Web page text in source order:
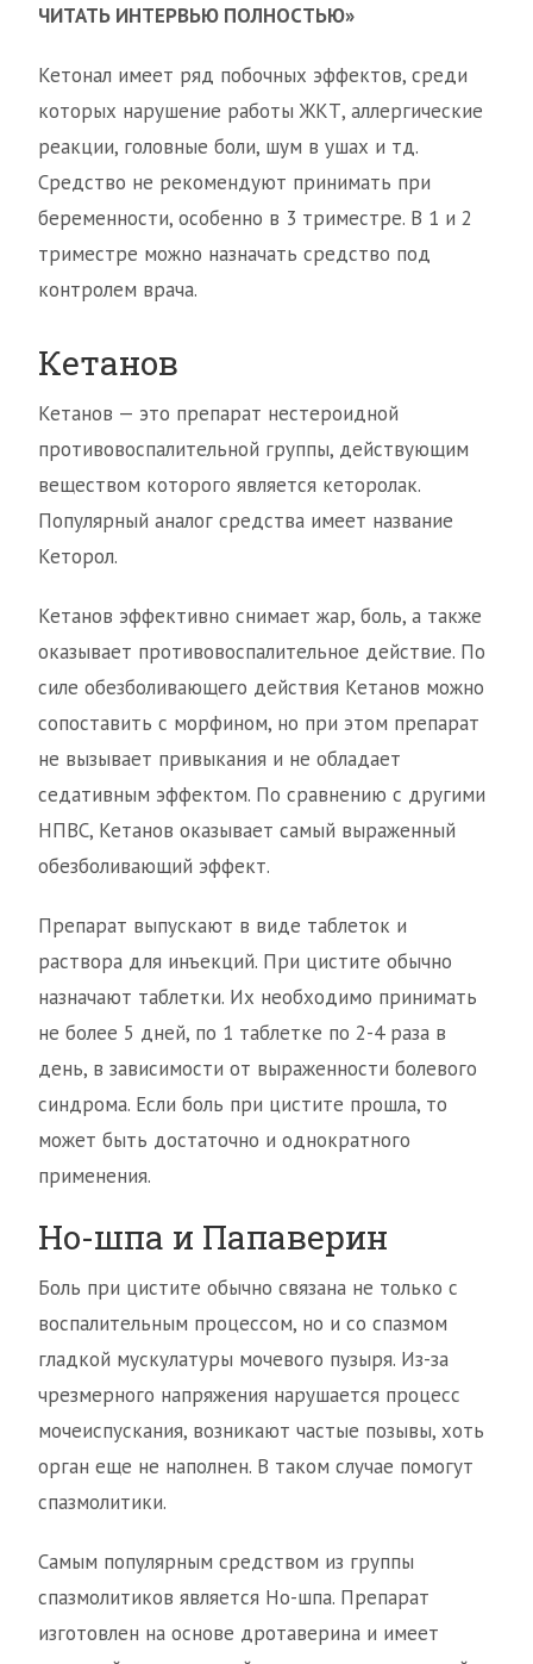
ЧИТАТЬ ИНТЕРВЬЮ ПОЛНОСТЬЮ»
Кетонал имеет ряд побочных эффектов, среди
которых нарушение работы ЖКТ, аллергические
реакции, головные боли, шум в ушах и тд.
Средство не рекомендуют принимать при
беременности, особенно в 3 триместре. В 1 и 2
триместре можно назначать средство под
контролем врача.
Кетанов
Кетанов — это препарат нестероидной
противовоспалительной группы, действующим
веществом которого является кеторолак.
Популярный аналог средства имеет название
Кеторол.
Кетанов эффективно снимает жар, боль, а также
оказывает противовоспалительное действие. По
силе обезболивающего действия Кетанов можно
сопоставить с морфином, но при этом препарат
не вызывает привыкания и не обладает
седативным эффектом. По сравнению с другими
НПВС, Кетанов оказывает самый выраженный
обезболивающий эффект.
Препарат выпускают в виде таблеток и
раствора для инъекций. При цистите обычно
назначают таблетки. Их необходимо принимать
не более 5 дней, по 1 таблетке по 2-4 раза в
день, в зависимости от выраженности болевого
синдрома. Если боль при цистите прошла, то
может быть достаточно и однократного
применения.
Но-шпа и Папаверин
Боль при цистите обычно связана не только с
воспалительным процессом, но и со спазмом
гладкой мускулатуры мочевого пузыря. Из-за
чрезмерного напряжения нарушается процесс
мочеиспускания, возникают частые позывы, хоть
орган еще не наполнен. В таком случае помогут
спазмолитики.
Самым популярным средством из группы
спазмолитиков является Но-шпа. Препарат
изготовлен на основе дротаверина и имеет